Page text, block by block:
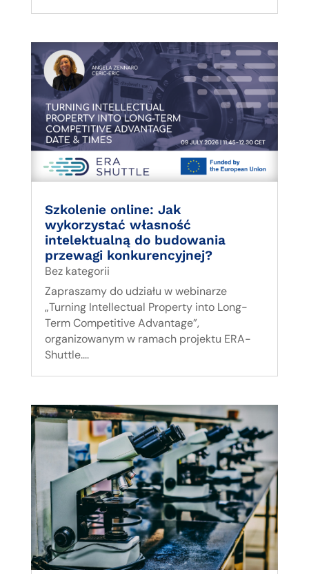
Szkolenie online: Jak
wykorzystać własność
intelektualną do budowania
przewagi konkurencyjnej?
Bez kategorii
Zapraszamy do udziału w webinarze
„Turning Intellectual Property into Long-
Term Competitive Advantage”,
organizowanym w ramach projektu ERA-
Shuttle....